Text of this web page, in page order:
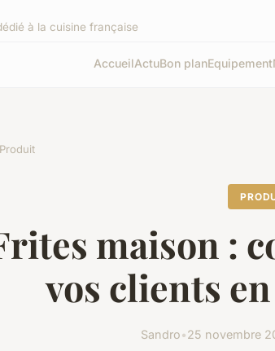
à la cuisine française
AccueilActuBon planEquipement
Produit
maison :
vos clients
Sandro•25 novembre